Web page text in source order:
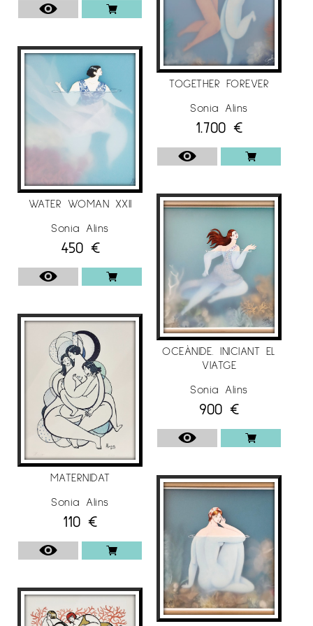
Cavallers Gallery
WATER WOMAN XXII
Sonia Alins
450 €
MATERNIDAT
Sonia Alins
110 €
TOGETHER FOREVER
Sonia Alins
1.700 €
OCEÀNIDE. INICIANT EL
VIATGE
Sonia Alins
900 €